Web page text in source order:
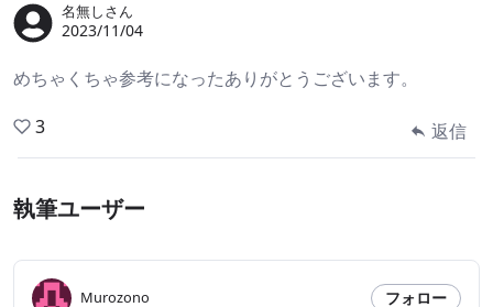
名無しさん
2023/11/04
めちゃくちゃ参考になったありがとうございます。
3
返信
執筆ユーザー
Murozono フォロー